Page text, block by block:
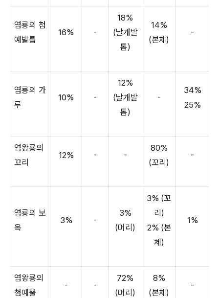
염룡의 첨
예발톱
16% -
18%
(날개발
톱)
14%
(본체)
-
염룡의 가
루
10% -
12%
(날개발
톱)
-
34%
25%
염왕룡의
꼬리
12% - -
80%
(꼬리)
-
염룡의 보
옥
3% -
3%
(머리)
3% (꼬
리)
2% (본
체)
1%
염왕룡의
첨예뿔
- -
72%
(머리)
8%
(본체)
-